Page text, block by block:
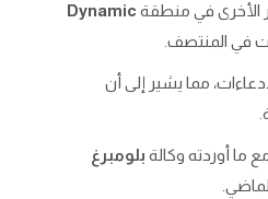
الأخرى في منطقة Dynamic
في المنتصف.
مما يشير إلى أن
ما أوردته وكالة بلومبرغ